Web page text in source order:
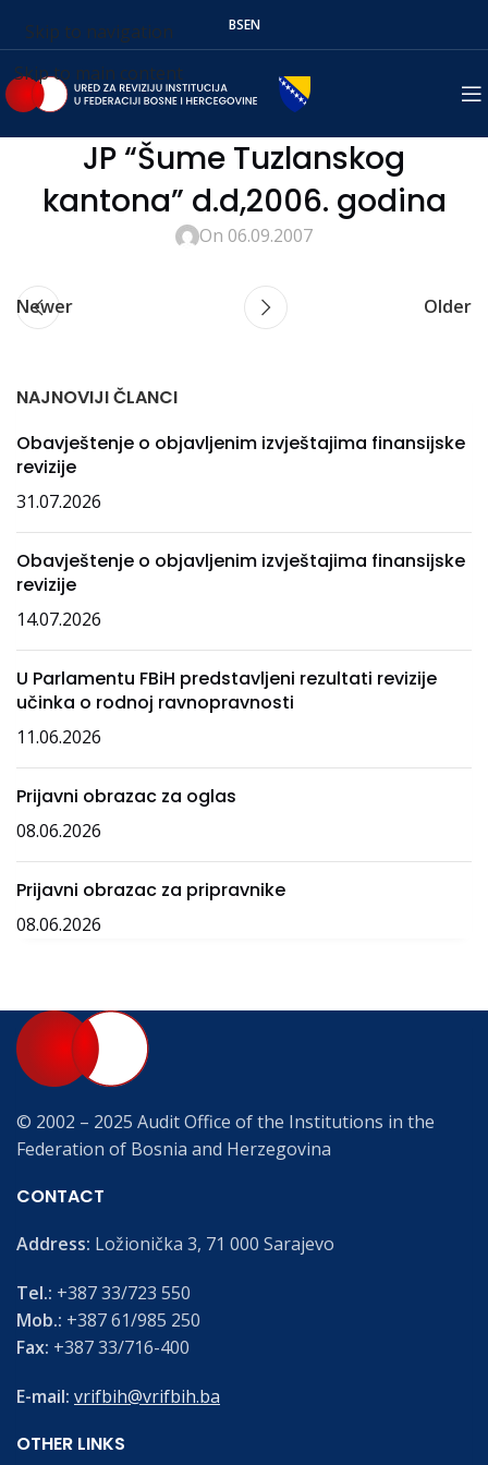
Skip to navigation
Skip to main content
BSEN
JP “Šume Tuzlanskog
kantona” d.d,2006. godina
On 06.09.2007
Newer Older
NAJNOVIJI ČLANCI
Obavještenje o objavljenim izvještajima finansijske
revizije
31.07.2026
Obavještenje o objavljenim izvještajima finansijske
revizije
14.07.2026
U Parlamentu FBiH predstavljeni rezultati revizije
učinka o rodnoj ravnopravnosti
11.06.2026
Prijavni obrazac za oglas
08.06.2026
Prijavni obrazac za pripravnike
08.06.2026
© 2002 – 2025 Audit Office of the Institutions in the
Federation of Bosnia and Herzegovina
CONTACT
Address: Ložionička 3, 71 000 Sarajevo
Tel.: +387 33/723 550
Mob.: +387 61/985 250
Fax: +387 33/716-400
E-mail: vrifbih@vrifbih.ba
OTHER LINKS